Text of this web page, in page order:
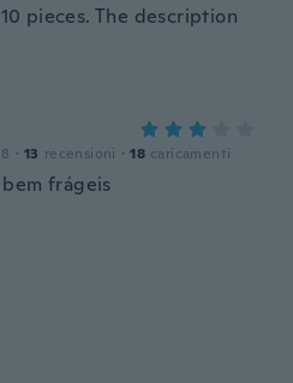
pieces. The description
· 13 recensioni · 18 caricamenti
frágeis